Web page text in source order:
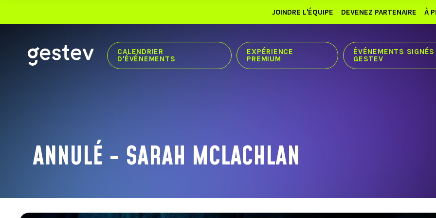
JOINDRE L'ÉQUIPE DEVENEZ PARTENAIRE À
CALENDRIER
D'ÉVÉNEMENTS
EXPÉRIENCE
PREMIUM
ÉVÉNEMENTS SIGNÉS
GESTEV
NOS LIEUX DE DIFFUSION
ANNULÉ - SARAH MCLACHLAN